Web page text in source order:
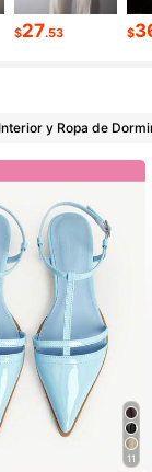
$27.53 $
y Ropa de
11